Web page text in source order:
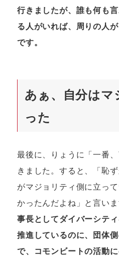
行きましたが、誰も何も
る人がいれば、周りの人
です。
あぁ、自分は
った
最後に、りょうに「一番
きました。すると、「恥
がマジョリティ側に立っ
かったんだよね」と言いま
事長としてダイバーシテ
推進しているのに、団体
で、コモンビートの活動